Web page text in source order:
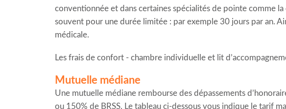
conventionnée et dans certaines spécialités de pointe comme
souvent pour une durée limitée : par exemple 30 jours par an.
médicale.
Les frais de confort - chambre individuelle et lit
Mutuelle médiane
Une mutuelle médiane rembourse des dépassements
ou 150% de BRSS. Le tableau ci-dessous vous indique le tarif